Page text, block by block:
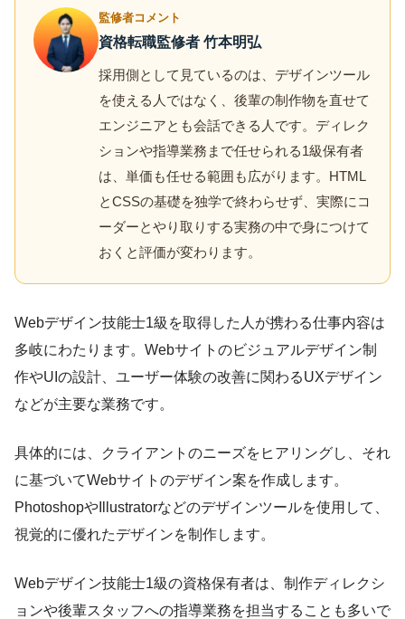
監修者コメント
資格転職監修者 竹本明弘
採用側として見ているのは、デザインツール
を使える人ではなく、後輩の制作物を直せて
エンジニアとも会話できる人です。ディレク
ションや指導業務まで任せられる1級保有者
は、単価も任せる範囲も広がります。HTML
とCSSの基礎を独学で終わらせず、実際にコ
ーダーとやり取りする実務の中で身につけて
おくと評価が変わります。
Webデザイン技能士1級を取得した人が携わる仕事内容は
多岐にわたります。Webサイトのビジュアルデザイン制
作やUIの設計、ユーザー体験の改善に関わるUXデザイン
などが主要な業務です。
具体的には、クライアントのニーズをヒアリングし、それ
に基づいてWebサイトのデザイン案を作成します。
PhotoshopやIllustratorなどのデザインツールを使用して、
視覚的に優れたデザインを制作します。
Webデザイン技能士1級の資格保有者は、制作ディレクシ
ョンや後輩スタッフへの指導業務を担当することも多いで